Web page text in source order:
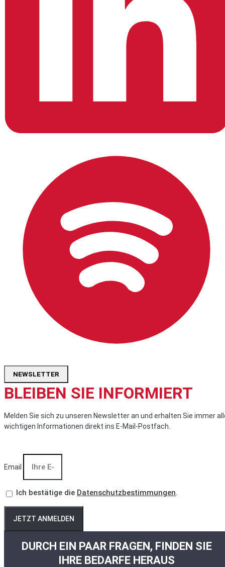
NEWSLETTER
BLEIBEN SIE INFORMIERT
Melden Sie sich zu unseren Newsletter an und erhalten Sie immer
wichtigen Informationen direkt ins E-Mail-Postfach.
Email
Ich bestätige die Datenschutzbestimmungen.
JETZT ANMELDEN
DURCH EIN PAAR FRAGEN, FINDEN SIE
IHRE BEDARFE HERAUS